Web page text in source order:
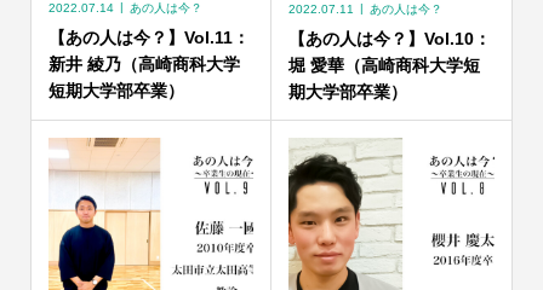
2022.07.14 あの人は今？
【あの人は今？】Vol.11：
新井 綾乃（高崎商科大学
短期大学部卒業）
2022.07.11 あの人は今？
【あの人は今？】Vol.10：
堀 愛華（高崎商科大学短
期大学部卒業）